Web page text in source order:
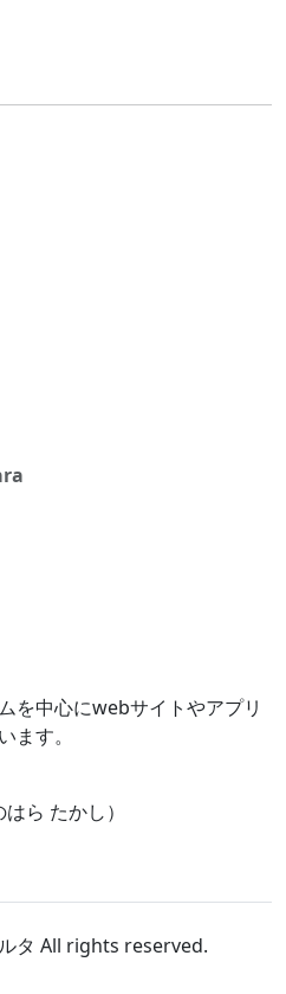
を中心にwebサイトやアプリ
ます。
はら たかし）
タ All rights reserved.